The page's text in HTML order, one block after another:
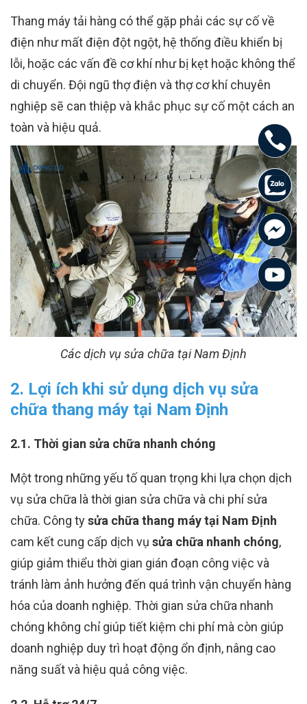
Thang máy tải hàng có thể gặp phải các sự cố về
điện như mất điện đột ngột, hệ thống điều khiển bị
lỗi, hoặc các vấn đề cơ khí như bị kẹt hoặc không thể
di chuyển. Đội ngũ thợ điện và thợ cơ khí chuyên
nghiệp sẽ can thiệp và khắc phục sự cố một cách an
toàn và hiệu quả.
Các dịch vụ sửa chữa tại Nam Định
2. Lợi ích khi sử dụng dịch vụ sửa
chữa thang máy tại Nam Định
2.1. Thời gian sửa chữa nhanh chóng
Một trong những yếu tố quan trọng khi lựa chọn dịch
vụ sửa chữa là thời gian sửa chữa và chi phí sửa
chữa. Công tysửa chữa thang máy tại Nam Định
cam kết cung cấp dịch vụ sửa chữa nhanh chóng,
giúp giảm thiểu thời gian gián đoạn công việc và
tránh làm ảnh hưởng đến quá trình vận chuyển hàng
hóa của doanh nghiệp. Thời gian sửa chữa nhanh
chóng không chỉ giúp tiết kiệm chi phí mà còn giúp
doanh nghiệp duy trì hoạt động ổn định, nâng cao
năng suất và hiệu quả công việc.